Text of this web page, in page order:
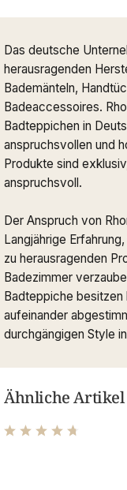
Das deutsche
herausragenden
Bademänteln,
Badeaccessoires.
Badteppichen in
anspruchsvollen und
Produkte sind
anspruchsvoll.
Der Anspruch von
Langjährige
zu herausragenden
Badezimmer
Badteppiche
aufeinander
durchgängigen Style
Ähnliche Artikel
Durchschnittliche